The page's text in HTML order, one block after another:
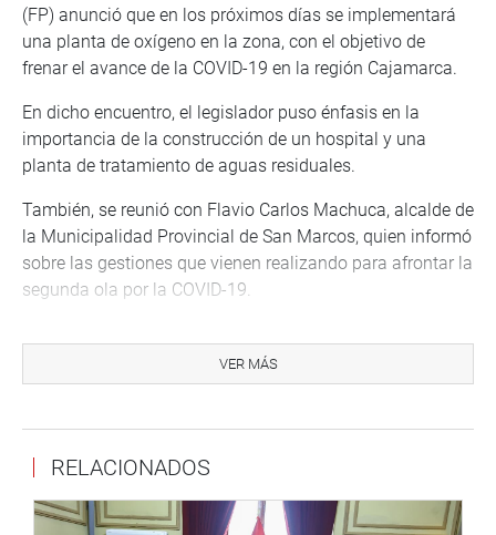
(FP) anunció que en los próximos días se implementará
una planta de oxígeno en la zona, con el objetivo de
frenar el avance de la COVID-19 en la región Cajamarca.
En dicho encuentro, el legislador puso énfasis en la
importancia de la construcción de un hospital y una
planta de tratamiento de aguas residuales.
También, se reunió con Flavio Carlos Machuca, alcalde de
la Municipalidad Provincial de San Marcos, quien informó
sobre las gestiones que vienen realizando para afrontar la
segunda ola por la COVID-19.
marcha, como la ampliación de obras de saneamiento, la
remodelación de la Plaza de Armas y el reforzamiento en
CALLAO
VER MÁS
RELACIONADOS